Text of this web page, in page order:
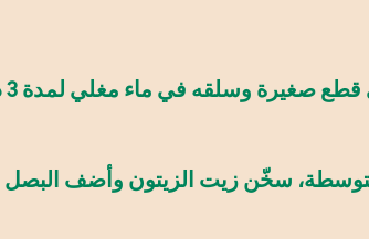
وسلقه في ماء مغلي لمدة 3 دقائق، ثم صفّه.
سخّن زيت الزيتون وأضف البصل المفروم